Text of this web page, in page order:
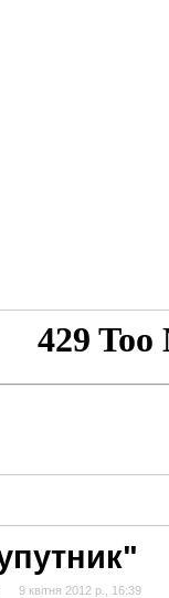
9 квітня 2012 р., 16:39